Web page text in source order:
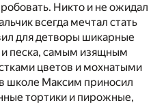
Никто и не ожидал
всегда мечтал стать
для детворы шикарные
и песка, самым изящным
цветов и мохнатыми
школе Максим приносил
тортики и пирожные,